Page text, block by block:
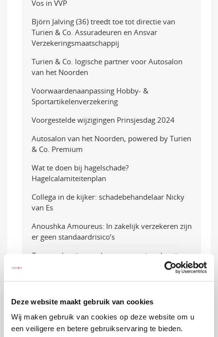
Deze website maakt gebruik van cookies
Wij maken gebruik van cookies op deze website om u
een veiligere en betere gebruikservaring te bieden.
Vos in VVP
Björn Jalving (36) treedt toe tot directie van
Turien & Co. Assuradeuren en Ansvar
Verzekeringsmaatschappij
Turien & Co. logische partner voor Autosalon
van het Noorden
Voorwaardenaanpassing Hobby- &
Sportartikelenverzekering
Voorgestelde wijzigingen Prinsjesdag 2024
Autosalon van het Noorden, powered by Turien
& Co. Premium
Wat te doen bij hagelschade?
Hagelcalamiteitenplan
Collega in de kijker: schadebehandelaar Nicky
van Es
Anoushka Amoureus: In zakelijk verzekeren zijn
er geen standaardrisico’s
Zomervakantie: maak er een mooie vakantie van
met deze tips van de VHD alarmcentrale!
Samenwerking met ClassicCarRatings verder
Uitbreiding Inkomenportaal met de WIA
Excedentverzekering